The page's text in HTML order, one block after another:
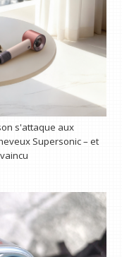
s'attaque aux
Supersonic – et